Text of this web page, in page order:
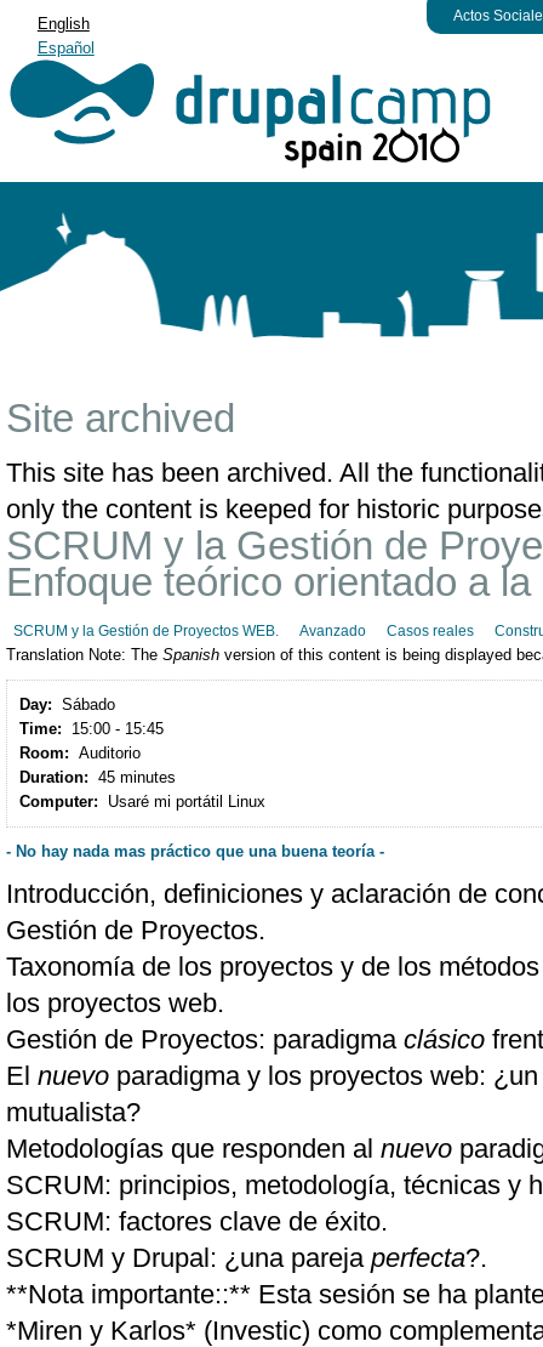
Actos
Site archived
This site has been archived. All the
only the content is keeped for historic
SCRUM y la Gestión de
Enfoque teórico orientado a
SCRUM y la Gestión de Proyectos WEB. Avanzado Casos reales
Translation Note: The Spanish version of this content is being displayed
Day: Sábado
Time:
15:00 - 15:45
Room: Auditorio
Duration: 45 minutes
Computer:
Usaré mi portátil Linux
- No hay nada mas práctico que una buena teoría -
Introducción, definiciones y aclaración de
Gestión de Proyectos.
Taxonomía de los proyectos y de los
los proyectos web.
Gestión de Proyectos: paradigma clásico
El nuevo paradigma y los proyectos web:
mutualista?
Metodologías que responden al nuevo
SCRUM: principios, metodología, técnicas y
SCRUM: factores clave de éxito.
SCRUM y Drupal: ¿una pareja perfecta?.
**Nota importante::** Esta sesión se ha
*Miren y Karlos* (Investic) como
English
Español